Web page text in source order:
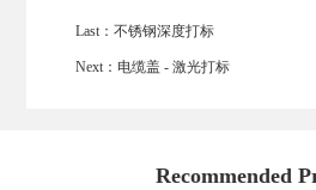
Last： 不锈钢深度打标
Next： 电缆盖 - 激光打标
Recommended